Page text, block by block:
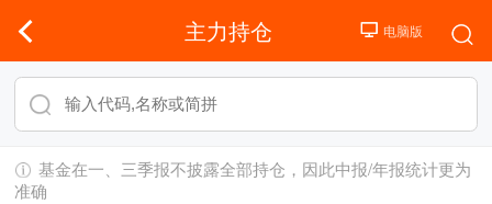
主力持仓
基金在一、三季报不披露全部持仓，因此中报/年报统计更为
准确